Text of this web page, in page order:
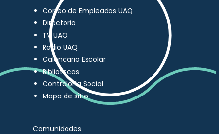
Correo de Empleados UAQ
Directorio
TV UAQ
Radio UAQ
Calendario Escolar
Bibliotecas
Contraloría Social
Mapa de sitio
Comunidades